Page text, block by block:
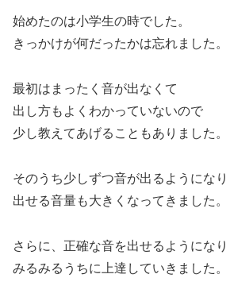
始めたのは小学生の時でした。
きっかけが何だったかは忘れました。
最初はまったく音が出なくて
出し方もよくわかっていないので
少し教えてあげることもありました。
そのうち少しずつ音が出るようになり
出せる音量も大きくなってきました。
さらに、正確な音を出せるようになり
みるみるうちに上達していきました。